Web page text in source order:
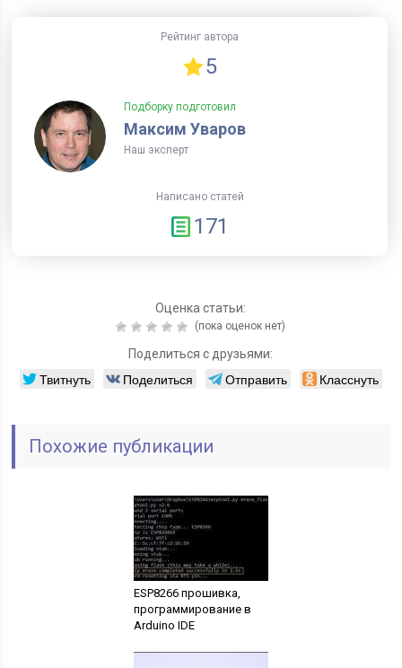
Рейтинг автора
5
Подборку подготовил
Максим Уваров
Наш эксперт
Написано статей
171
Оценка статьи:
(пока оценок нет)
Поделиться с друзьями:
Твитнуть Поделиться Отправить Класснуть
Похожие публикации
ESP8266 прошивка,
программирование в
Arduino IDE